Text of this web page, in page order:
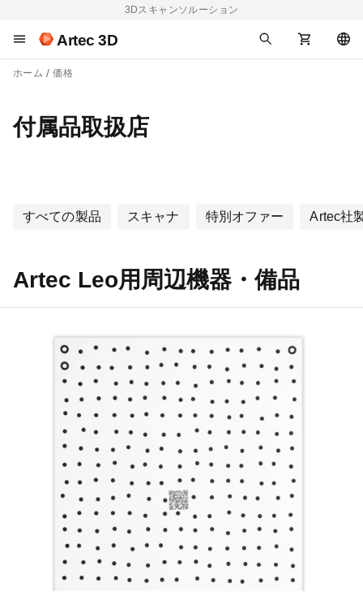
3Dスキャンソルーション
Artec 3D
ホーム 価格
付属品取扱店
すべての製品 スキャナ 特別オファー Artec社
Artec Leo用周辺機器・備品